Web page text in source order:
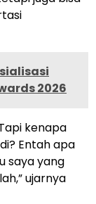
2026
kenapa
Entah apa
saya yang
ujarnya